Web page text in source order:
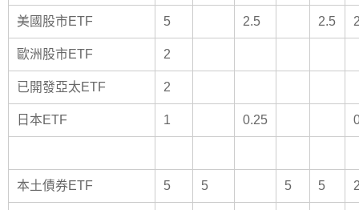
美國股市ETF 5 2.5 2.5
歐洲股市ETF 2
已開發亞太ETF 2
日本ETF 1 0.25
本土債券ETF 5 5 5 5